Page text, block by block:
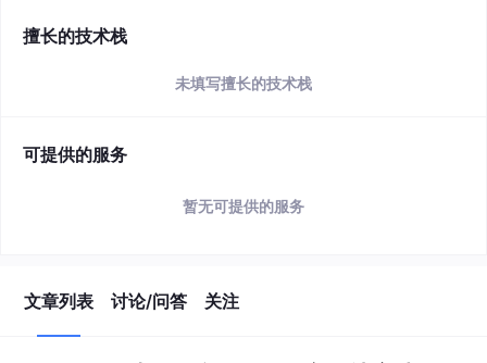
擅长的技术栈
未填写擅长的技术栈
可提供的服务
暂无可提供的服务
文章列表 讨论/问答 关注